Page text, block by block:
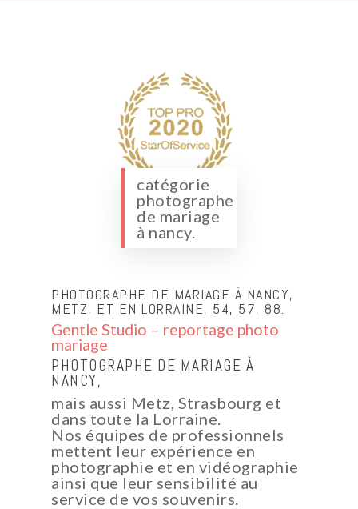
catégorie
photographe
de mariage
à nancy.
PHOTOGRAPHE DE MARIAGE À NANCY,
METZ, ET EN LORRAINE, 54, 57, 88.
Gentle Studio – reportage photo
mariage
PHOTOGRAPHE DE MARIAGE À
NANCY,
mais aussi Metz, Strasbourg et
dans toute la Lorraine.
Nos équipes de professionnels
mettent leur expérience en
photographie et en vidéographie
ainsi que leur sensibilité au
service de vos souvenirs.